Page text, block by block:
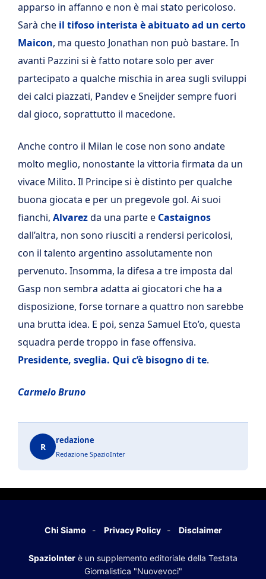
apparso in affanno e non è mai stato pericoloso.
Sarà che il tifoso interista è abituato ad un certo
Maicon, ma questo Jonathan non può bastare. In
avanti Pazzini si è fatto notare solo per aver
partecipato a qualche mischia in area sugli sviluppi
dei calci piazzati, Pandev e Sneijder sempre fuori
dal gioco, soprattutto il macedone.
Anche contro il Milan le cose non sono andate
molto meglio, nonostante la vittoria firmata da un
vivace Milito. Il Principe si è distinto per qualche
buona giocata e per un pregevole gol. Ai suoi
fianchi, Alvarezda una parte e Castaignos
dall’altra, non sono riusciti a rendersi pericolosi,
con il talento argentino assolutamente non
pervenuto. Insomma, la difesa a tre imposta dal
Gasp non sembra adatta ai giocatori che ha a
disposizione, forse tornare a quattro non sarebbe
una brutta idea. E poi, senza Samuel Eto’o, questa
squadra perde troppo in fase offensiva.
Presidente, sveglia. Qui c’è bisogno di te.
Carmelo Bruno
R
redazione
Redazione SpazioInter
Chi Siamo Privacy Policy Disclaimer
SpazioInter è un supplemento editoriale della Testata
Giornalistica "Nuovevoci"